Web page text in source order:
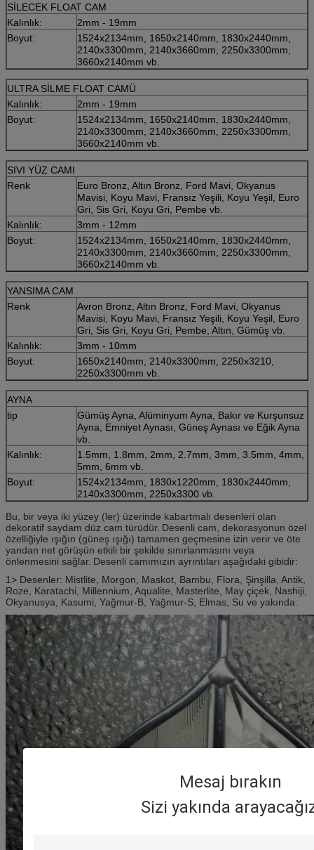
Mesaj bırakın
Sizi yakında
SİLECEK FLOAT CAM
Kalınlık:
2mm - 19mm
Boyut:
1524x2134mm, 1650x2140mm, 1830x2440mm,
2140x3300mm, 2140x3660mm, 2250x3300mm,
3660x2140mm vb.
ULTRA SİLME FLOAT CAMÜ
Kalınlık:
2mm - 19mm
Boyut:
1524x2134mm, 1650x2140mm, 1830x2440mm,
2140x3300mm, 2140x3660mm, 2250x3300mm,
3660x2140mm vb.
SIVI YÜZ CAMI
Renk
Euro Bronz, Altın Bronz, Ford Mavi, Okyanus
Mavisi, Koyu Mavi, Fransız Yeşili, Koyu Yeşil, Euro
Gri, Sis Gri, Koyu Gri, Pembe vb.
Kalınlık:
3mm - 12mm
Boyut:
1524x2134mm, 1650x2140mm, 1830x2440mm,
2140x3300mm, 2140x3660mm, 2250x3300mm,
3660x2140mm vb.
YANSIMA CAM
Renk
Avron Bronz, Altın Bronz, Ford Mavi, Okyanus
Mavisi, Koyu Mavi, Fransız Yeşili, Koyu Yeşil, Euro
Gri, Sis Gri, Koyu Gri, Pembe, Altın, Gümüş vb.
Kalınlık:
3mm - 10mm
Boyut:
1650x2140mm, 2140x3300mm, 2250x3210,
2250x3300mm vb.
AYNA
tip
Gümüş Ayna, Alüminyum Ayna, Bakır ve Kurşunsuz
Ayna, Emniyet Aynası, Güneş Aynası ve Eğik Ayna
vb.
Kalınlık:
1.5mm, 1.8mm, 2mm, 2.7mm, 3mm, 3.5mm, 4mm,
5mm, 6mm vb.
Boyut:
1524x2134mm, 1830x1220mm, 1830x2440mm,
2140x3300mm, 2250x3300 vb.
Bu, bir veya iki yüzey (ler) üzerinde kabartmalı desenleri olan
dekoratif saydam düz cam türüdür. Desenli cam, dekorasyonun özel
özelliğiyle ışığın (güneş ışığı) tamamen geçmesine izin verir ve öte
yandan net görüşün etkili bir şekilde sınırlanmasını veya
önlenmesini sağlar. Desenli camımızın ayrıntıları aşağıdaki gibidir:
1> Desenler: Mistlite, Morgon, Maskot, Bambu, Flora, Şinşilla, Antik,
Roze, Karatachi, Millennium, Aqualite, Masterlite, May çiçek, Nashiji,
Okyanusya, Kasumi, Yağmur-B, Yağmur-S, Elmas, Su ve yakında.